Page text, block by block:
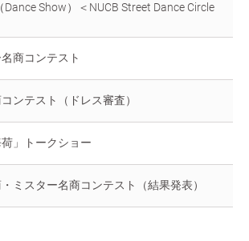
Dance Show）＜NUCB Street Dance Circle
商コンテスト
ンテスト（ドレス審査）
荷」トークショー
ミスター名商コンテスト（結果発表）